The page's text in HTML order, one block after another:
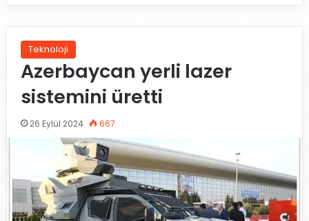
Teknoloji
Azerbaycan yerli lazer
sistemini üretti
26 Eylül 2024 667